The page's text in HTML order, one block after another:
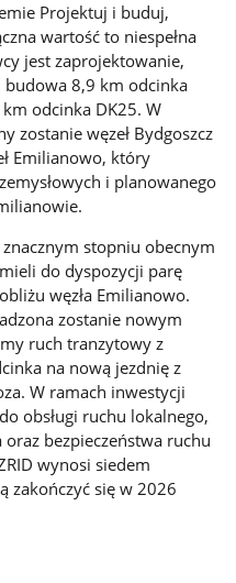
Projektuj i buduj,
wartość to niespełna
jest zaprojektowanie,
budowa 8,9 km odcinka
odcinka DK25. W
zostanie węzeł Bydgoszcz
Emilianowo, który
i planowanego
stopniu obecnym
do dyspozycji parę
węzła Emilianowo.
zostanie nowym
ruch tranzytowy z
na nową jezdnię z
W ramach inwestycji
obsługi ruchu lokalnego,
bezpieczeństwa ruchu
wynosi siedem
zakończyć się w 2026